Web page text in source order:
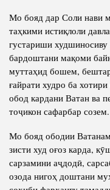
Мо бояд дар Соли нави
таҳкими истиқлоли
густариши
бардоштани мақоми
муттаҳид бошем,
ғайрати худро ба
обод кардани Ватан ва
тоҷикон сафарбар созем.
Мо бояд ободии
зисти худ оғоз карда,
сарзамини аҷдодӣ,
озода нигоҳ доштани